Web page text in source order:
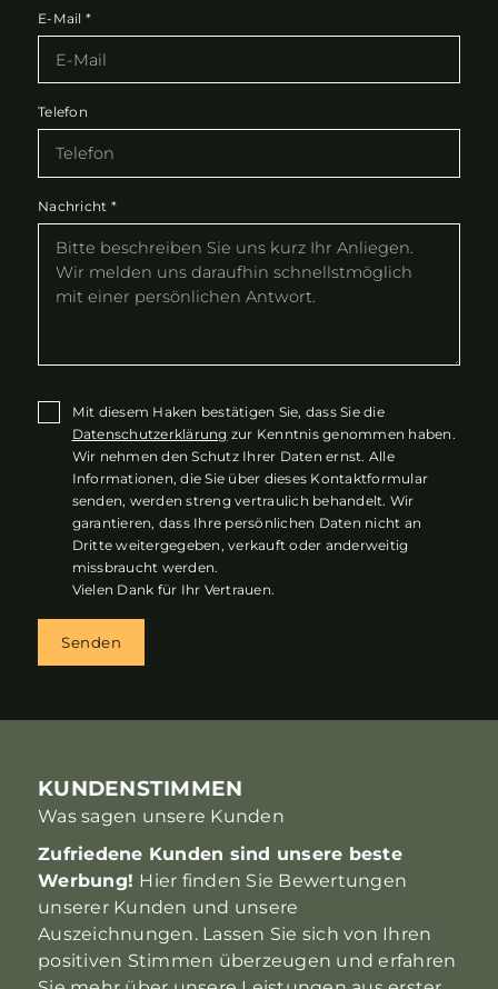
E-Mail *
Telefon
Nachricht *
Mit diesem Haken bestätigen Sie, dass Sie die
Datenschutzerklärung zur Kenntnis genommen haben.
Wir nehmen den Schutz Ihrer Daten ernst. Alle
Informationen, die Sie über dieses Kontaktformular
senden, werden streng vertraulich behandelt. Wir
garantieren, dass Ihre persönlichen Daten nicht an
Dritte weitergegeben, verkauft oder anderweitig
missbraucht werden.
Vielen Dank für Ihr Vertrauen.
Senden
KUNDENSTIMMEN
Was sagen unsere Kunden
Zufriedene Kunden sind unsere beste
Werbung! Hier finden Sie Bewertungen
unserer Kunden und unsere
Auszeichnungen. Lassen Sie sich von Ihren
positiven Stimmen überzeugen und erfahren